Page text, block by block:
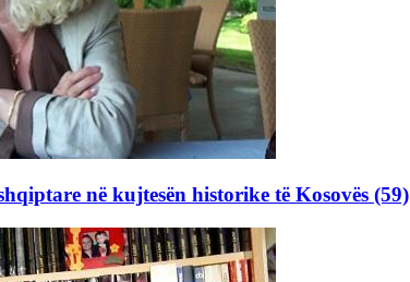
në kujtesën historike të Kosovës (59)